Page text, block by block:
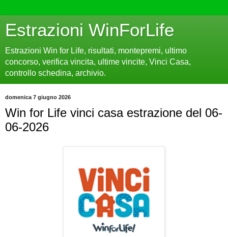
Estrazioni WinForLife
Estrazioni Win for Life, risultati, montepremi, ultimo
concorso, verifica vincita, ultime vincite, Vinci Casa,
controllo schedina, archivio.
domenica 7 giugno 2026
Win for Life vinci casa estrazione del 06-
06-2026